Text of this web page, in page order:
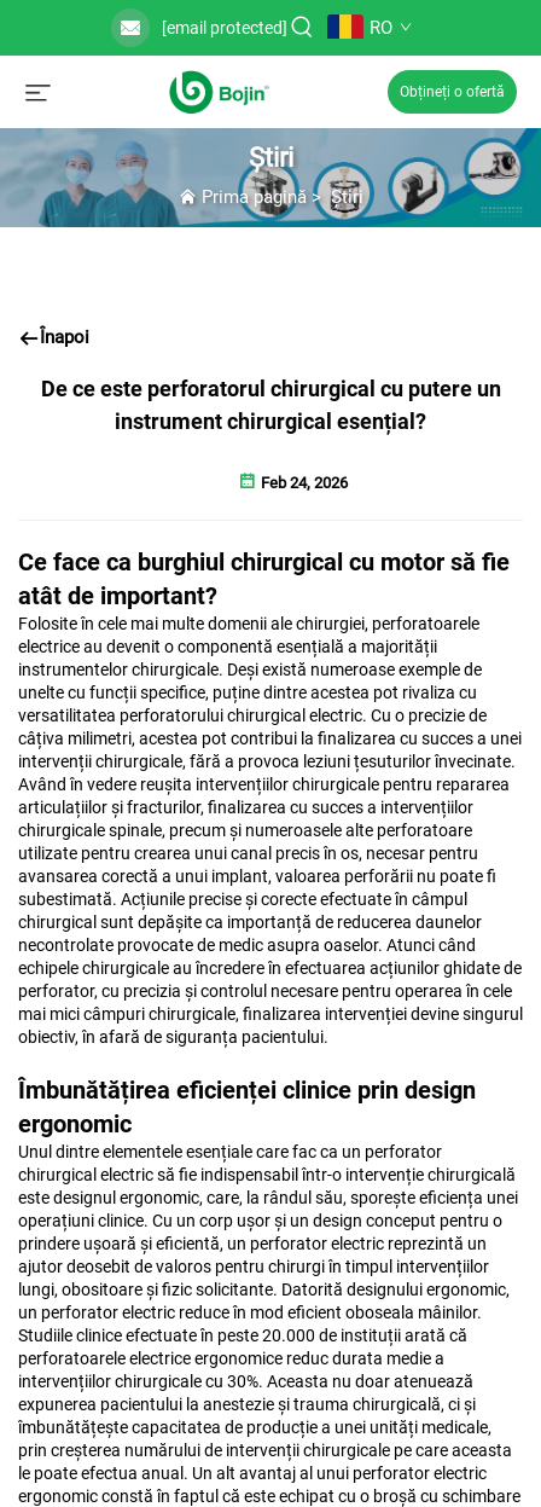
[email protected] RO
Obțineți o ofertă
Știri
Prima pagină>Știri
Înapoi
De ce este perforatorul chirurgical cu putere un
instrument chirurgical esențial?
Feb 24, 2026
Ce face ca burghiul chirurgical cu motor să fie
atât de important?
Folosite în cele mai multe domenii ale chirurgiei, perforatoarele
electrice au devenit o componentă esențială a majorității
instrumentelor chirurgicale. Deși există numeroase exemple de
unelte cu funcții specifice, puține dintre acestea pot rivaliza cu
versatilitatea perforatorului chirurgical electric. Cu o precizie de
câțiva milimetri, acestea pot contribui la finalizarea cu succes a unei
intervenții chirurgicale, fără a provoca leziuni țesuturilor învecinate.
Având în vedere reușita intervențiilor chirurgicale pentru repararea
articulațiilor și fracturilor, finalizarea cu succes a intervențiilor
chirurgicale spinale, precum și numeroasele alte perforatoare
utilizate pentru crearea unui canal precis în os, necesar pentru
avansarea corectă a unui implant, valoarea perforării nu poate fi
subestimată. Acțiunile precise și corecte efectuate în câmpul
chirurgical sunt depășite ca importanță de reducerea daunelor
necontrolate provocate de medic asupra oaselor. Atunci când
echipele chirurgicale au încredere în efectuarea acțiunilor ghidate de
perforator, cu precizia și controlul necesare pentru operarea în cele
mai mici câmpuri chirurgicale, finalizarea intervenției devine singurul
obiectiv, în afară de siguranța pacientului.
Îmbunătățirea eficienței clinice prin design
ergonomic
Unul dintre elementele esențiale care fac ca un perforator
chirurgical electric să fie indispensabil într-o intervenție chirurgicală
este designul ergonomic, care, la rândul său, sporește eficiența unei
operațiuni clinice. Cu un corp ușor și un design conceput pentru o
prindere ușoară și eficientă, un perforator electric reprezintă un
ajutor deosebit de valoros pentru chirurgi în timpul intervențiilor
lungi, obositoare și fizic solicitante. Datorită designului ergonomic,
un perforator electric reduce în mod eficient oboseala mâinilor.
Studiile clinice efectuate în peste 20.000 de instituții arată că
perforatoarele electrice ergonomice reduc durata medie a
intervențiilor chirurgicale cu 30%. Aceasta nu doar atenuează
expunerea pacientului la anestezie și trauma chirurgicală, ci și
îmbunătățește capacitatea de producție a unei unități medicale,
prin creșterea numărului de intervenții chirurgicale pe care aceasta
le poate efectua anual. Un alt avantaj al unui perforator electric
ergonomic constă în faptul că este echipat cu o broșă cu schimbare